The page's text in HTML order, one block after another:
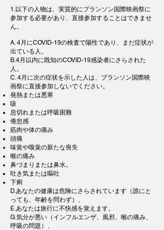
1.以下の人物は、実質的にブランソン国際映画祭に
参加する必要があり、直接参加することはできませ
ん。
A. 4月にCOVID-19の検査で陽性であり、まだ症状が
出ている人。
B.4月以内に既知のCOVID-19感染者にさらされた
人。
C. 4月に次の症状を示した人は、ブランソン国際映
画祭に直接参加しないでください。
発熱または悪寒
咳
息切れまたは呼吸困難
倦怠感
筋肉や体の痛み
頭痛
味覚や嗅覚の新たな喪失
喉の痛み
鼻づまりまたは鼻水。
吐き気または嘔吐
下痢
D.あなたの健康は危険にさらされています（誰にと
っても、年齢を問わず）、
E.あなたは旅行に不快感を覚えます。
G.気分が悪い（インフルエンザ、風邪、喉の痛み、
呼吸の問題）、